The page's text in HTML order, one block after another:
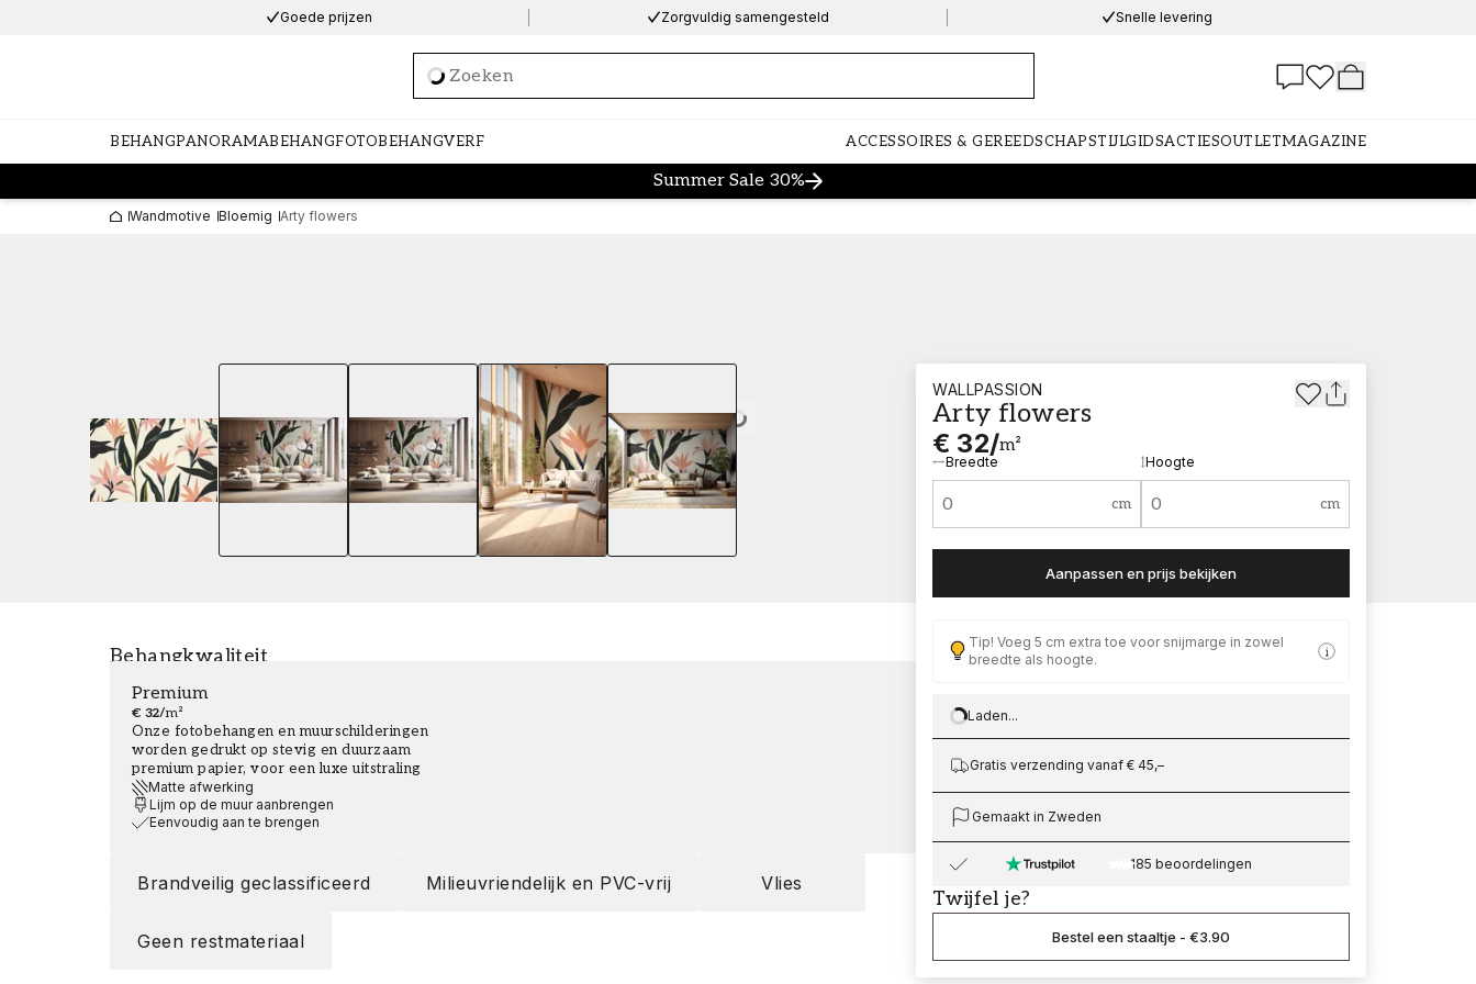
Goede prijzen Zorgvuldig samengesteld Snelle levering
Loading…
BEHANGPANORAMABEHANGFOTOBEHANGVERF ACCESSOIRES & GEREEDSCHAPSTIJLGIDSACTIESOUTLETMAGAZINE
Summer Sale 30%
Wandmotive Bloemig Arty flowers
Loading…
Behangkwaliteit
Premium
€ 32/m²
Onze fotobehangen en muurschilderingen
worden gedrukt op stevig en duurzaam
premium papier, voor een luxe uitstraling
Matte afwerking
Lijm op de muur aanbrengen
Eenvoudig aan te brengen
Brandveilig geclassificeerd Milieuvriendelijk en PVC-vrij Vlies
Geen restmateriaal
WALLPASSION
Arty flowers
€ 32/m²
Breedte Hoogte
cm cm
Aanpassen en prijs bekijken
Tip! Voeg 5 cm extra toe voor snijmarge in zowel
breedte als hoogte.
Loading…
Laden...
Gratis verzending vanaf € 45,–
Gemaakt in Zweden
185 beoordelingen
Twijfel je?
Bestel een staaltje - €3.90